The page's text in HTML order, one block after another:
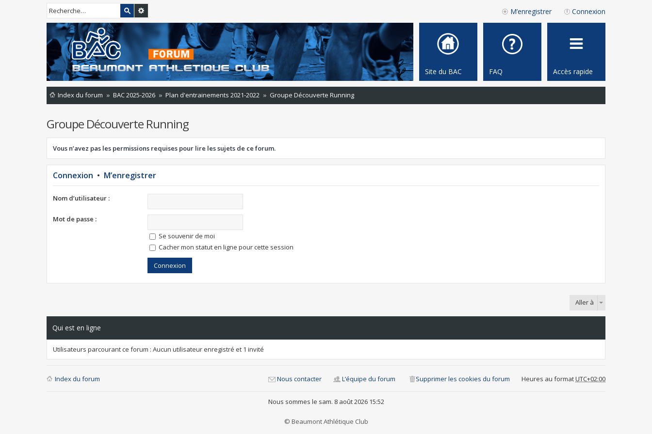
Connexion
M’enregistrer
Accès rapide
FAQ
Site du BAC
Index du forum BAC 2025-2026 Plan d'entrainements 2021-2022 Groupe Découverte Running
Groupe Découverte Running
Vous n’avez pas les permissions requises pour lire les sujets de ce forum.
Connexion • M’enregistrer
Nom d’utilisateur :
Mot de passe :
Se souvenir de moi
Cacher mon statut en ligne pour cette session
Aller à
Qui est en ligne
Utilisateurs parcourant ce forum : Aucun utilisateur enregistré et 1 invité
Index du forum Heures au formatUTC+02:00
Supprimer les cookies du forum
L’équipe du forum
Nous contacter
Nous sommes le sam. 8 août 2026 15:52
© Beaumont Athlétique Club